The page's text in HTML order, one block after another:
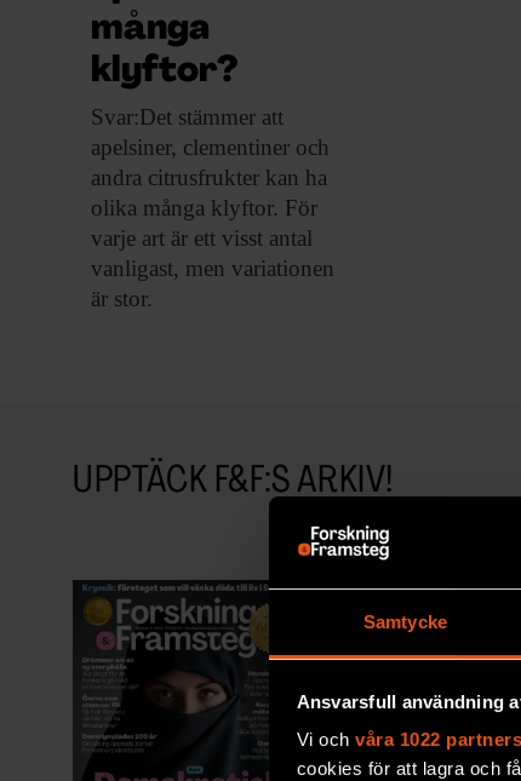
Samtycke
Ansvarsfull användning
Vi och våra 1022 partners
cookies för att lagra och
många
klyftor?
Svar:Det stämmer att
apelsiner, clementiner och
andra citrusfrukter kan ha
olika många klyftor. För
varje art är ett visst antal
vanligast, men variationen
är stor.
UPPTÄCK F&F:S ARKIV!